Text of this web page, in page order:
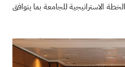
الاستراتيجية للجامعة بما يتوافق